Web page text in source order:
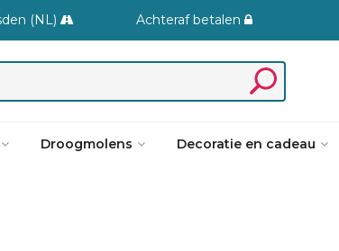
(NL) Achteraf betalen
Droogmolens Decoratie en cadeau